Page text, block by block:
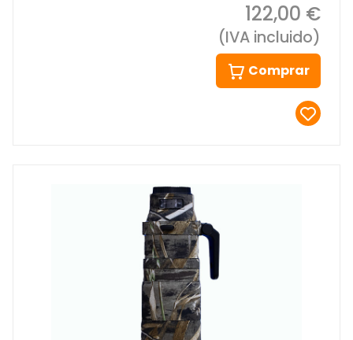
122,00 €
(IVA incluido)
Comprar